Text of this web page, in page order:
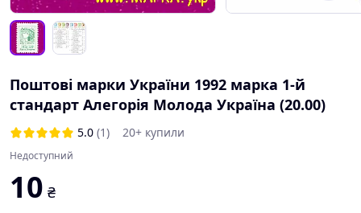
Поштові марки України 1992 марка 1-й
стандарт Алегорія Молода Україна (20.00)
5.0 (1) 20+ купили
Недоступний
10 ₴